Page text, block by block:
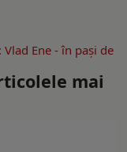
Vlad Ene - în paşi de
mai